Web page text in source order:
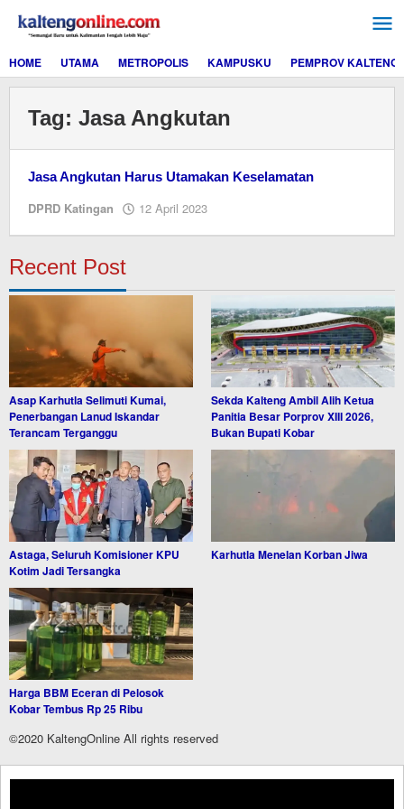
konten
HOME
UTAMA METROPOLIS KAMPUSKU PEMPROV KALTENG
Tag: Jasa Angkutan
Jasa Angkutan Harus Utamakan Keselamatan
DPRD Katingan 12 April 2023
Recent Post
Asap Karhutla Selimuti Kumai,
Penerbangan Lanud Iskandar
Terancam Terganggu
Sekda Kalteng Ambil Alih Ketua
Panitia Besar Porprov XIII 2026,
Bukan Bupati Kobar
Astaga, Seluruh Komisioner KPU
Kotim Jadi Tersangka
Karhutla Menelan Korban Jiwa
Harga BBM Eceran di Pelosok
Kobar Tembus Rp 25 Ribu
©2020 KaltengOnline All rights reserved